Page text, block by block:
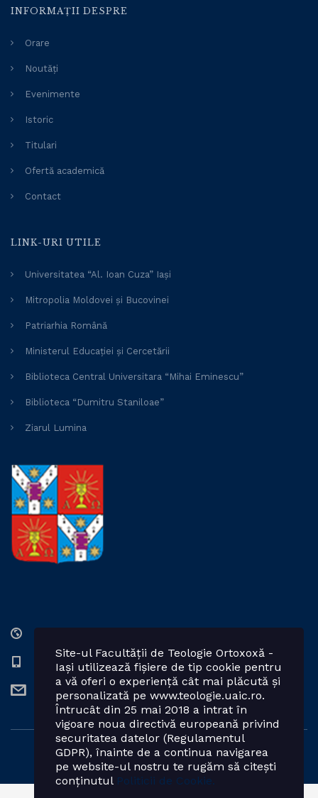
INFORMAȚII DESPRE
Orare
Noutăți
Evenimente
Istoric
Titulari
Ofertă academică
Contact
LINK-URI UTILE
Universitatea “Al. Ioan Cuza” Iași
Mitropolia Moldovei și Bucovinei
Patriarhia Română
Ministerul Educației și Cercetării
Biblioteca Central Universitara “Mihai Eminescu”
Biblioteca “Dumitru Staniloae”
Ziarul Lumina
0232 201328; 0232 201102 int. 2424, 2423, 2425
teologie.ortodoxa@uaic.ro
Powered by: Facultatea de Teologie Ortodoxă - Iași
Site-ul Facultății de Teologie Ortoxoxă -
Iași utilizează fișiere de tip cookie pentru
a vă oferi o experiență cât mai plăcută și
personalizată pe www.teologie.uaic.ro.
Întrucât din 25 mai 2018 a intrat în
vigoare noua directivă europeană privind
securitatea datelor (Regulamentul
GDPR), înainte de a continua navigarea
pe website-ul nostru te rugăm să citești
conținutul Politicii de Cookie.